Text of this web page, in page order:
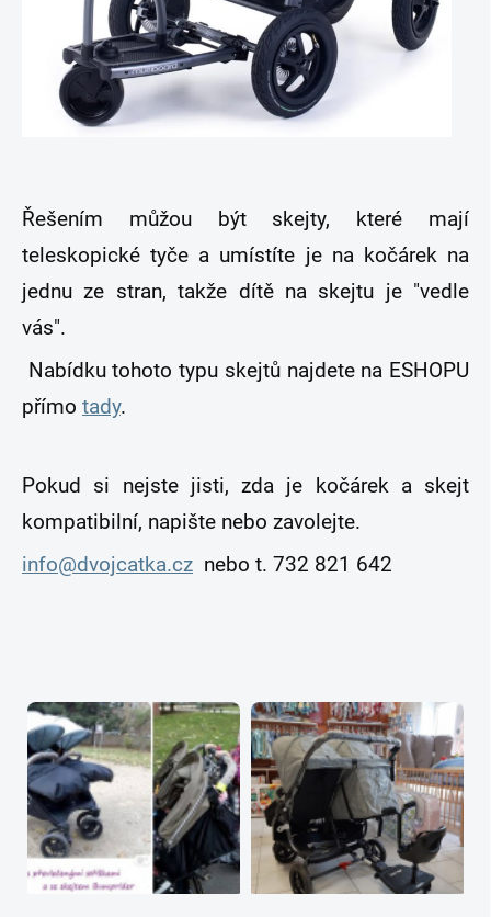
Řešením můžou být skejty, které mají
teleskopické tyče a umístíte je na kočárek na
jednu ze stran, takže dítě na skejtu je "vedle
vás".
Nabídku tohoto typu skejtů najdete na ESHOPU
přímo tady.
Pokud si nejste jisti, zda je kočárek a skejt
kompatibilní, napište nebo zavolejte.
info@dvojcatka.cz nebo t. 732 821 642